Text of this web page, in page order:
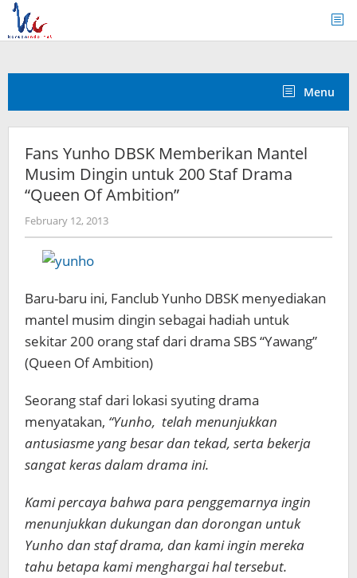
Skip
content
Menu
Fans Yunho DBSK Memberikan Mantel
Musim Dingin untuk 200 Staf Drama
“Queen Of Ambition”
February 12, 2013by
Koreanindo
Baru-baru ini, Fanclub Yunho DBSK menyediakan
mantel musim dingin sebagai hadiah untuk
sekitar 200 orang staf dari drama SBS “Yawang”
(Queen Of Ambition)
Seorang staf dari lokasi syuting drama
menyatakan, “Yunho, telah menunjukkan
antusiasme yang besar dan tekad, serta bekerja
sangat keras dalam drama ini.
Kami percaya bahwa para penggemarnya ingin
menunjukkan dukungan dan dorongan untuk
Yunho dan staf drama, dan kami ingin mereka
tahu betapa kami menghargai hal tersebut.